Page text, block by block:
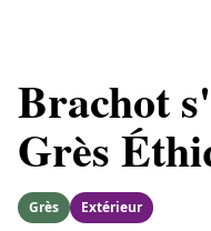
Brachot
Grès
Grès Extérieur